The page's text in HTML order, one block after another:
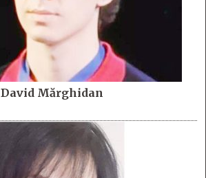
David Mărghidan